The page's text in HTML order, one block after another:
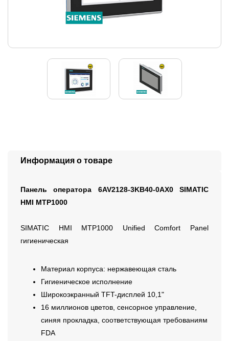
Информация о товаре
Панель оператора 6AV2128-3KB40-0AX0 SIMATIC
HMI MTP1000
SIMATIC HMI MTP1000 Unified Comfort Panel
гигиеническая
Материал корпуса: нержавеющая сталь
Гигиеническое исполнение
Широкоэкранный TFT-дисплей 10,1"
16 миллионов цветов, сенсорное управление,
синяя прокладка, соответствующая требованиям
FDA